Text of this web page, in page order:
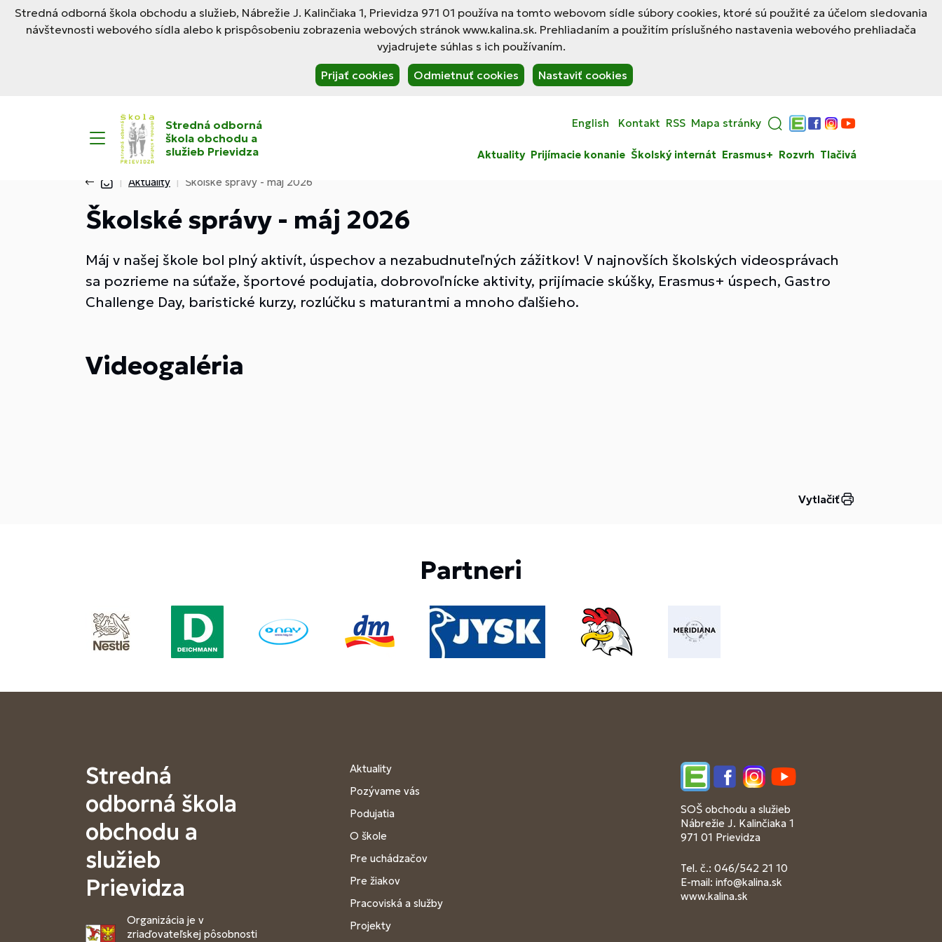
Stredná odborná škola obchodu a služieb, Nábrežie J. Kalinčiaka 1, Prievidza 971 01 používa na tomto webovom sídle súbory cookies, ktoré sú použité za účelom sledovania
návštevnosti webového sídla alebo k prispôsobeniu zobrazenia webových stránok www.kalina.sk. Prehliadaním a použitím príslušného nastavenia webového prehliadača
vyjadrujete súhlas s ich používaním.
Prijať cookies Odmietnuť cookies Nastaviť cookies
Stredná odborná
škola obchodu a
služieb Prievidza
English Kontakt RSS Mapa stránky
Edupage
Facebook
Instagram
YouTube
Aktuality Prijímacie konanie Školský internát Erasmus+ Rozvrh Tlačivá
Aktuality Školské správy - máj 2026
Školské správy - máj 2026
Máj v našej škole bol plný aktivít, úspechov a nezabudnuteľných zážitkov! V najnovších školských videosprávach
sa pozrieme na súťaže, športové podujatia, dobrovoľnícke aktivity, prijímacie skúšky, Erasmus+ úspech, Gastro
Challenge Day, baristické kurzy, rozlúčku s maturantmi a mnoho ďalšieho.
Videogaléria
Vytlačiť
Partneri
Stredná
odborná škola
obchodu a
služieb
Prievidza
Organizácia je v
zriaďovateľskej pôsobnosti
Aktuality
Pozývame vás
Podujatia
O škole
Pre uchádzačov
Pre žiakov
Pracoviská a služby
Projekty
EdupageFacebookInstagramYouTube
SOŠ obchodu a služieb
Nábrežie J. Kalinčiaka 1
971 01 Prievidza
Tel. č.: 046/542 21 10
E-mail: info@kalina.sk
www.kalina.sk